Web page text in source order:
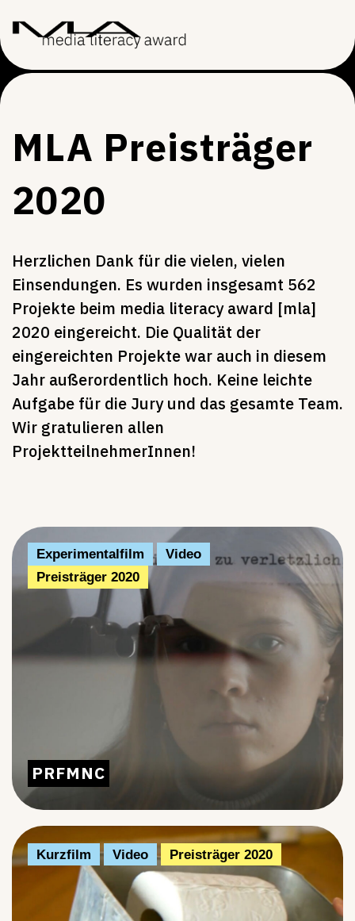
MLA Preisträger
2020
Herzlichen Dank für die vielen, vielen
Einsendungen. Es wurden insgesamt 562
Projekte beim media literacy award [mla]
2020 eingereicht. Die Qualität der
eingereichten Projekte war auch in diesem
Jahr außerordentlich hoch. Keine leichte
Aufgabe für die Jury und das gesamte Team.
Wir gratulieren allen
ProjektteilnehmerInnen!
PRFMNC
Experimentalfilm
Video
Preisträger 2020
Kurzfilm Video Preisträger 2020